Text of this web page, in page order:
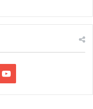
o